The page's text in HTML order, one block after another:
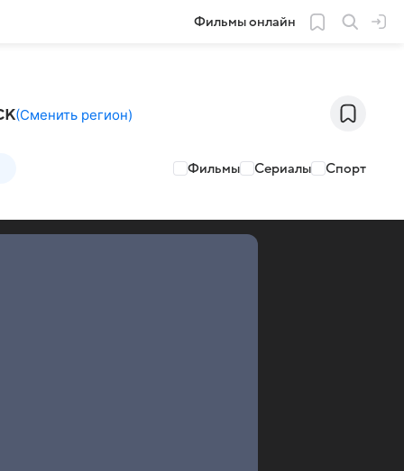
Фильмы онлайн
(Сменить регион)
Фильмы Сериалы Спорт